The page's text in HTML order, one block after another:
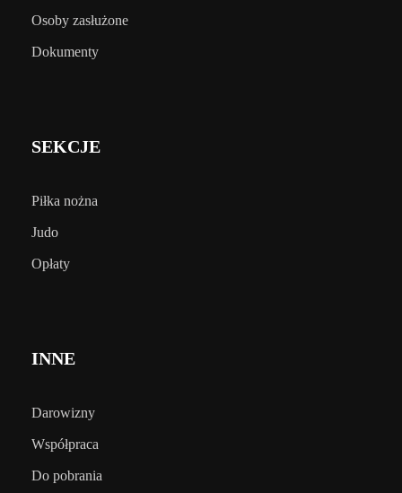
Osoby zasłużone
Dokumenty
SEKCJE
Piłka nożna
Judo
Opłaty
INNE
Darowizny
Współpraca
Do pobrania